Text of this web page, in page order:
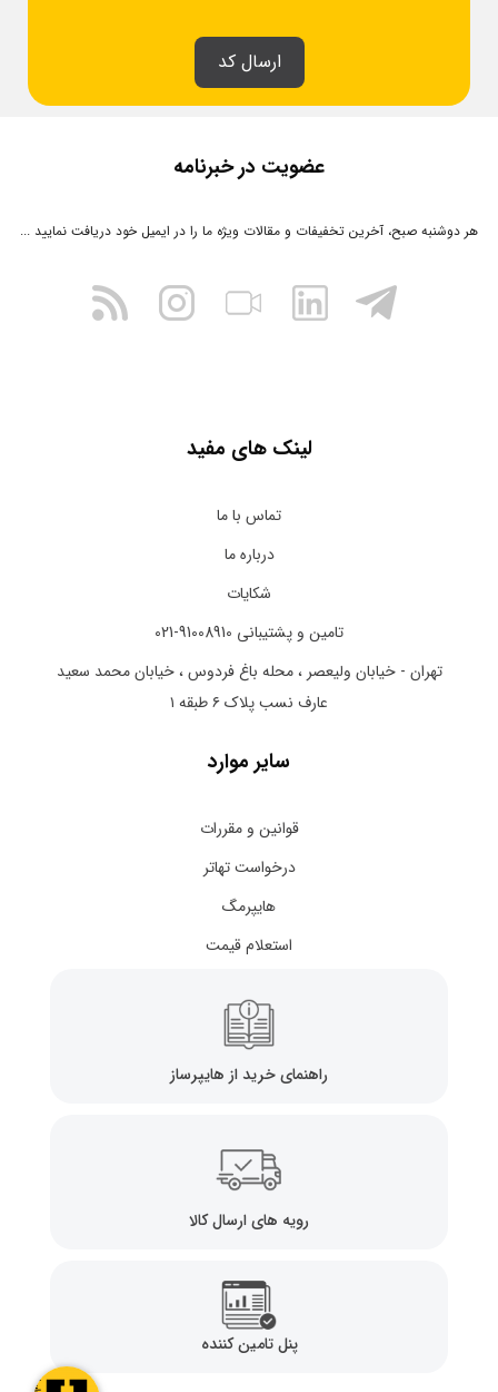
ارسال کد
لینک های مفید
تماس با ما
درباره ما
شکایات
تامین و پشتیبانی 91008910-021
تهران - خیابان ولیعصر ، محله باغ فردوس ، خیابان محمد سعید
عارف نسب پلاک ۶ طبقه ۱
سایر موارد
قوانین و مقررات
درخواست تهاتر
هایپرمگ
استعلام قیمت
راهنمای خرید از هایپرساز
رویه های ارسال کالا
پنل تامین کننده
عضویت در خبرنامه
هر دوشنبه صبح، آخرین تخفیفات و مقالات ویژه ما را در ایمیل خود دریافت نمایید ...